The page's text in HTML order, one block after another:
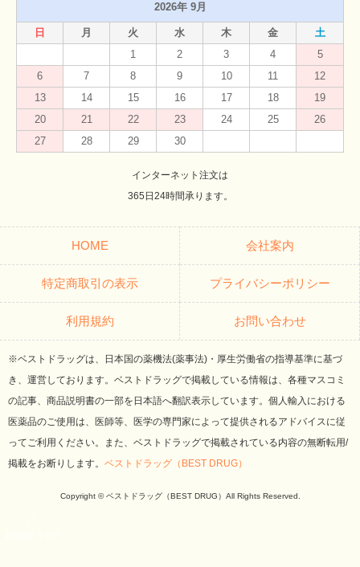
2026年 9月
日 月 火 水 木 金
土
1
2 3 4
5
6
7 8 9 10 11
12
13
14 15 16 17 18
19
20
21 22 23 24 25
26
27
28 29 30
インターネット注文は
365日24時間承ります。
HOME 会社案内
特定商取引の表示 プライバシーポリシー
利用規約 お問い合わせ
※ベストドラッグは、日本国の薬機法(薬事法)・厚生労働省の指導基準に基づ
き、運営しております。ベストドラッグで掲載している情報は、各種マスコミ
の記事、商品説明書の一部を日本語へ翻訳表示しています。個人輸入における
医薬品のご使用は、医師等、医学の専門家によって提供されるアドバイスに従
ってご利用ください。また、ベストドラッグで掲載されている内容の無断転用/
掲載をお断りします。 ベストドラッグ（BEST DRUG）
Copyright © ベストドラッグ（BEST DRUG）All Rights Reserved.